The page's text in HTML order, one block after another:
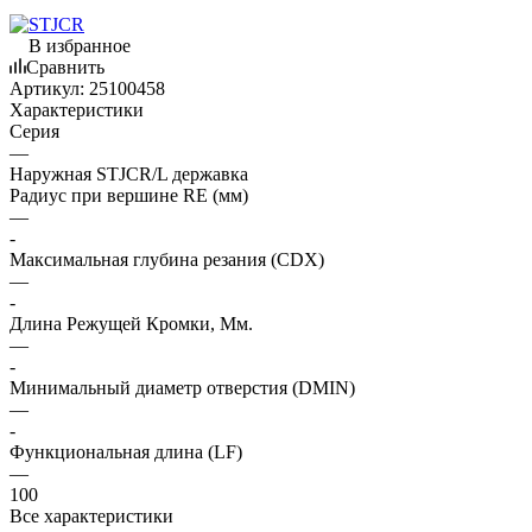
В избранное
Сравнить
Артикул: 25100458
Характеристики
Серия
—
Наружная STJCR/L державка
Радиус при вершине RE (мм)
—
-
Максимальная глубина резания (CDX)
—
-
Длина Режущей Кромки, Мм.
—
-
Минимальный диаметр отверстия (DMIN)
—
-
Функциональная длина (LF)
—
100
Все характеристики